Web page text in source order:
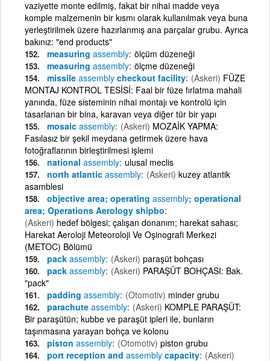
vaziyette monte edilmiş, fakat bir nihai madde veya
komple malzemenin bir kısmı olarak kullanılmak veya buna
yerleştirilmek üzere hazırlanmış ana parçalar grubu. Ayrıca
bakınız: "end products"
measuring assembly ölçüm düzeneği
measuring assembly ölçme düzeneği
missile assembly checkout facility (Askeri) FÜZE
MONTAJ KONTROL TESİSİ: Faal bir füze fırlatma mahali
yanında, füze sisteminin nihai montajı ve kontrolü için
tasarlanan bir bina, karavan veya diğer tür bir yapı
mosaic assembly (Askeri) MOZAİK YAPMA:
Fasılasız bir şekil meydana getirmek üzere hava
fotoğraflarının birleştirilmesi işlemi
national assembly ulusal meclis
north atlantic assembly (Askeri) kuzey atlantik
asamblesi
objective area; operating assembly; operational
area; Operations Aerology shipbo
(Askeri) hedef bölgesi; çalışan donanım; harekat sahası;
Harekat Aeroloji Meteoroloji Ve Oşinografi Merkezi
(METOC) Bölümü
pack assembly (Askeri) paraşüt bohçası
pack assembly (Askeri) PARAŞÜT BOHÇASI: Bak.
"pack"
padding assembly (Otomotiv) minder grubu
parachute assembly (Askeri) KOMPLE PARAŞÜT:
Bir paraşütün; kubbe ve paraşüt ipleri ile, bunların
taşınmasına yarayan bohça ve kolonu
piston assembly (Otomotiv) piston grubu
port reception and assembly capacity (Askeri)